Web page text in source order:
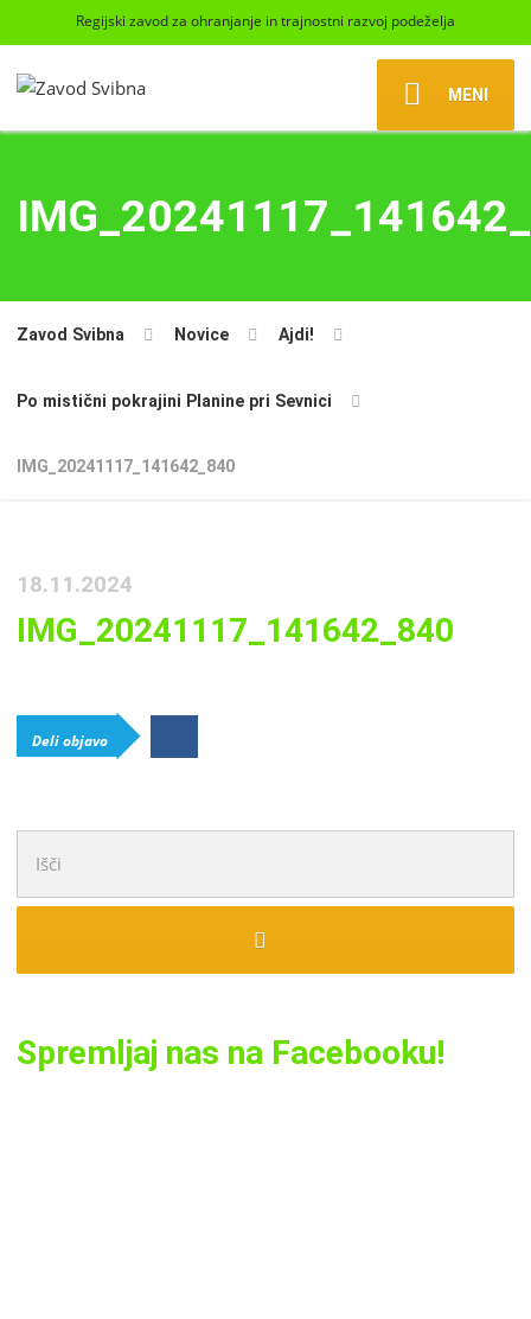
Regijski zavod za ohranjanje in trajnostni razvoj podeželja
MENI
Zavod Svibna Novice Ajdi!
Po mistični pokrajini Planine pri Sevnici
IMG_20241117_141642_840
18.11.2024
IMG_20241117_141642_840
Deli objavo
Spremljaj nas na Facebooku!